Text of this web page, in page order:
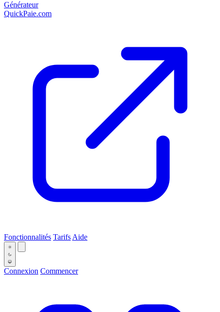
Générateur
QuickPaie.com
Fonctionnalités Tarifs Aide
Connexion Commencer